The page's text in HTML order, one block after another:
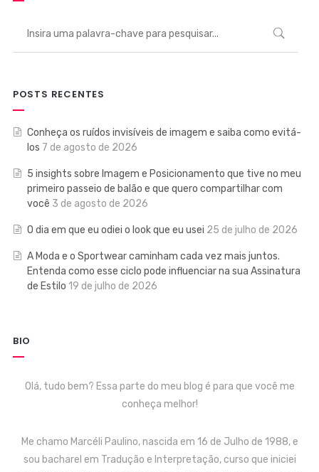
POSTS RECENTES
Conheça os ruídos invisíveis de imagem e saiba como evitá-
los 7 de agosto de 2026
5 insights sobre Imagem e Posicionamento que tive no meu
primeiro passeio de balão e que quero compartilhar com
você 3 de agosto de 2026
O dia em que eu odiei o look que eu usei 25 de julho de 2026
A Moda e o Sportwear caminham cada vez mais juntos.
Entenda como esse ciclo pode influenciar na sua Assinatura
de Estilo 19 de julho de 2026
BIO
Olá, tudo bem? Essa parte do meu blog é para que você me
conheça melhor!
Me chamo Marcéli Paulino, nascida em 16 de Julho de 1988, e
sou bacharel em Tradução e Interpretação, curso que iniciei